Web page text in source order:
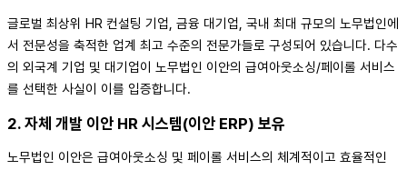
글로벌 최상위 HR 컨설팅 기업, 금융 대기업, 국내 최대 규모의 노무법인에
서 전문성을 축적한 업계 최고 수준의 전문가들로 구성되어 있습니다. 다수
의 외국계 기업 및 대기업이 노무법인 이안의 급여아웃소싱/페이롤 서비스
를 선택한 사실이 이를 입증합니다.
2. 자체 개발 이안 HR 시스템(이안 ERP) 보유
노무법인 이안은 급여아웃소싱 및 페이롤 서비스의 체계적이고 효율적인